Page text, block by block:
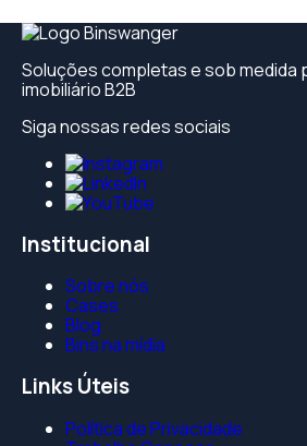
Soluções completas e sob medida
imobiliário B2B
Siga nossas redes sociais
Institucional
Sobre nós
Cases
Blog
Bins na mídia
Links Úteis
Política de Privacidade